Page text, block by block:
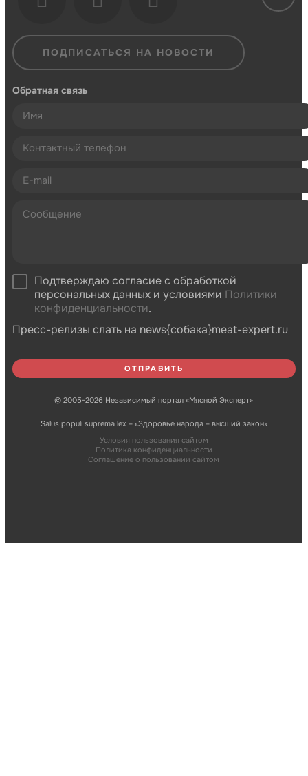
ПОДПИСАТЬСЯ НА НОВОСТИ
Обратная связь
Подтверждаю согласие с обработкой
персональных данных и условиями Политики
конфиденциальности.
Пресс-релизы слать на news{собака}meat-expert.ru
© 2005-2026 Независимый портал «Мясной Эксперт»
Salus populi suprema lex – «Здоровье народа – высший закон»
Условия пользования сайтом
Политика конфиденциальности
Соглашение о пользовании сайтом